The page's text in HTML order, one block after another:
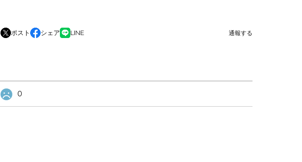
ポスト シェア LINE 通報する
0